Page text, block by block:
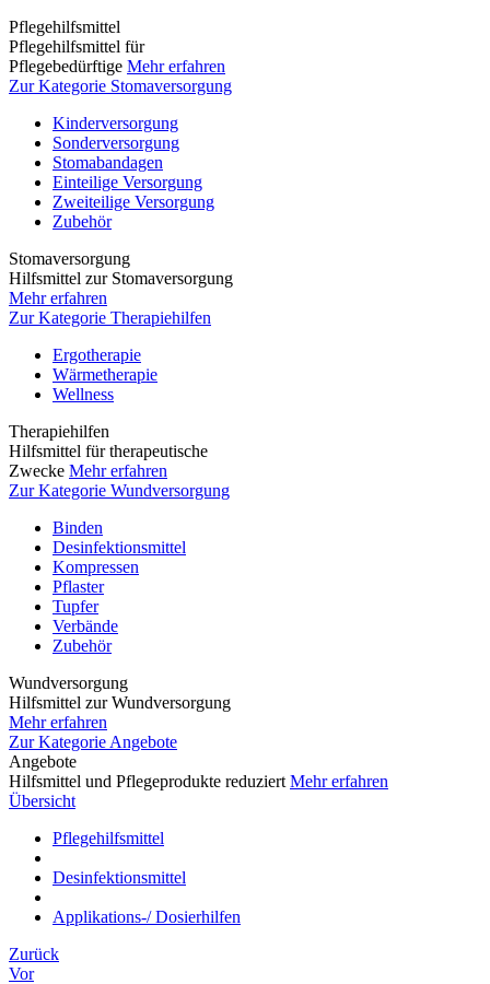
Pflegehilfsmittel
Pflegehilfsmittel für
Pflegebedürftige Mehr erfahren
Zur Kategorie Stomaversorgung
Kinderversorgung
Sonderversorgung
Stomabandagen
Einteilige Versorgung
Zweiteilige Versorgung
Zubehör
Stomaversorgung
Hilfsmittel zur Stomaversorgung
Mehr erfahren
Zur Kategorie Therapiehilfen
Ergotherapie
Wärmetherapie
Wellness
Therapiehilfen
Hilfsmittel für therapeutische
Zwecke Mehr erfahren
Zur Kategorie Wundversorgung
Binden
Desinfektionsmittel
Kompressen
Pflaster
Tupfer
Verbände
Zubehör
Wundversorgung
Hilfsmittel zur Wundversorgung
Mehr erfahren
Zur Kategorie Angebote
Angebote
Hilfsmittel und Pflegeprodukte reduziert Mehr erfahren
Übersicht
Pflegehilfsmittel
Desinfektionsmittel
Applikations-/ Dosierhilfen
Zurück
Vor